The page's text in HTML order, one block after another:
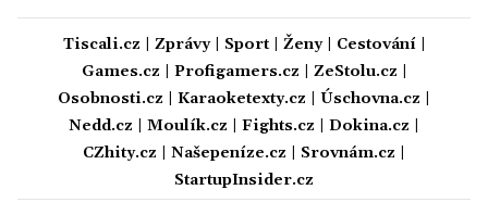
Tiscali.cz Zprávy| Sport| Ženy| Cestování|
Games.cz
Profigamers.cz ZeStolu.cz
Osobnosti.cz
Karaoketexty.cz Úschovna.cz
Nedd.cz
Moulík.cz Fights.cz Dokina.cz
CZhity.cz
Našepeníze.cz Srovnám.cz
StartupInsider.cz